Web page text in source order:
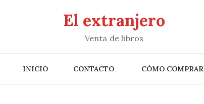
El extranjero
Venta de libros
INICIO CONTACTO CÓMO COMPRAR